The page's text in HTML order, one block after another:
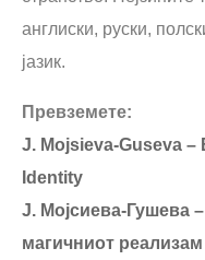
англиски, руски,
јазик.
Превземете:
J. Mojsieva-Guseva
Identity
Ј. Мојсиева-Гушева
магичниот реализам